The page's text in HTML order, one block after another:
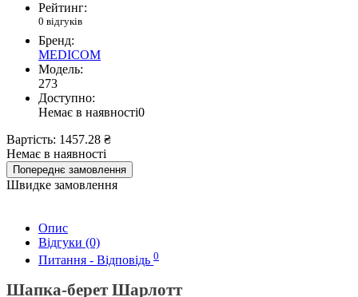
Рейтинг:
0 відгуків
Бренд:
MEDICOM
Модель:
273
Доступно:
Немає в наявності0
Вартість: 1457.28 ₴
Немає в наявності
Попереднє замовлення
Швидке замовлення
Опис
Відгуки (0)
Питання - Відповідь 0
Шапка-берет Шарлотт